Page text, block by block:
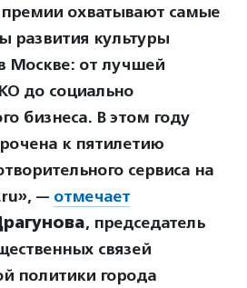
охватывают самые
развития культуры
Москве: от лучшей
до социально
бизнеса. В этом году
к пятилетию
сервиса на
— отмечает
, председатель
связей
политики города